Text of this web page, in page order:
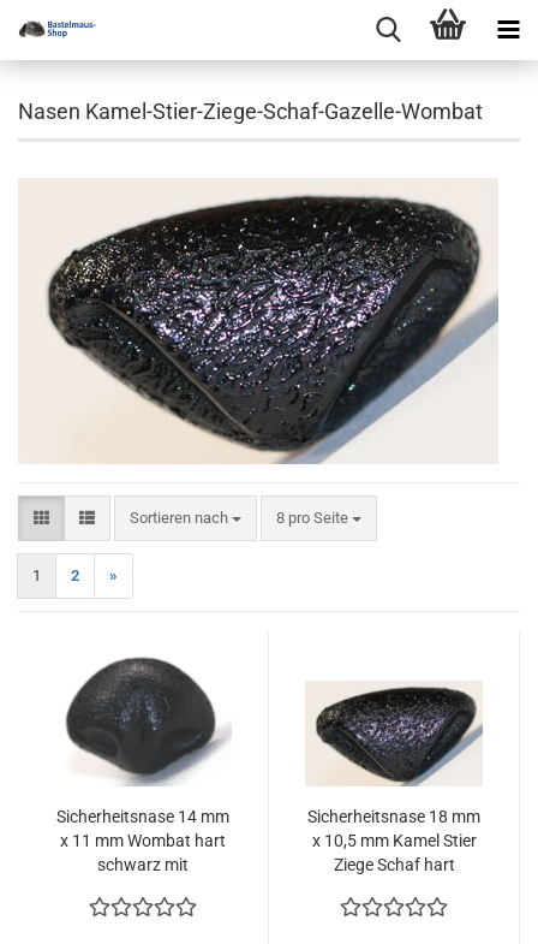
Nasen Kamel-Stier-Ziege-Schaf-Gazelle-Wombat
Sortieren nach
Sortieren nach 8 pro Seite
pro Seite
1 2 »
Sicherheitsnase 14 mm
x 11 mm Wombat hart
schwarz mit
Sicherheitsnase 18 mm
x 10,5 mm Kamel Stier
Ziege Schaf hart
Sicherheitsscheibe